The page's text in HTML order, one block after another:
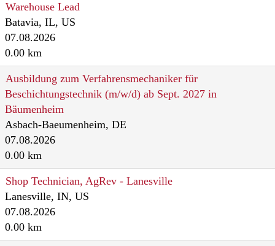
Warehouse Lead
Batavia, IL, US
07.08.2026
0.00 km
Ausbildung zum Verfahrensmechaniker für
Beschichtungstechnik (m/w/d) ab Sept. 2027 in
Bäumenheim
Asbach-Baeumenheim, DE
07.08.2026
0.00 km
Shop Technician, AgRev - Lanesville
Lanesville, IN, US
07.08.2026
0.00 km